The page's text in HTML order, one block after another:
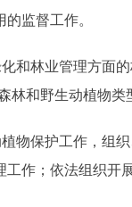
的监督工作。
林业管理方面的
林和野生动植物
保护工作，组织
工作；依法组织开